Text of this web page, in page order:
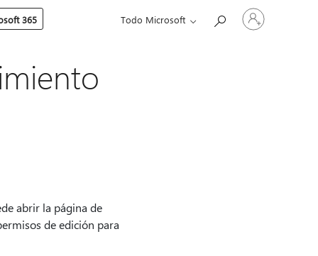
365 Todo Microsoft
Iniciar
sesión
abrir la página de
de edición para